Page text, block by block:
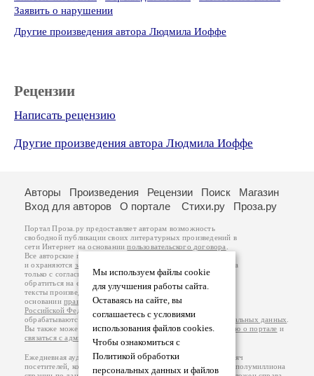
Заявить о нарушении
Другие произведения автора Людмила Иоффе
Рецензии
Написать рецензию
Другие произведения автора Людмила Иоффе
Мы используем файлы cookie
для улучшения работы сайта.
Оставаясь на сайте, вы
соглашаетесь с условиями
использования файлов cookies.
Чтобы ознакомиться с
Политикой обработки
персональных данных и файлов
Авторы Произведения Рецензии Поиск
Магазин
Вход для авторов
О портале Стихи.ру Проза.ру
Портал Проза.ру предоставляет авторам возможность
свободной публикации своих литературных произведений в
сети Интернет на основаниипользовательского договора
Все авторские права на произведения принадлежат авторам
и охраняются законом
. Перепечатка произведений возможна
только с согласия его автора, к которому вы можете
обратиться на его авторской странице. Ответственность за
тексты произведений авторы несут самостоятельно на
основанииправил публикацииизаконодательства
Российской Федерации
обрабатываются на основанииПолитики обработки персональных данных
Вы также можете посмотреть более подробнуюинформацию о портале и
связаться с администрацией
Ежедневная аудитория портала Проза.ру – порядка 100 тысяч
посетителей, которые в общей сумме просматривают более полумиллиона